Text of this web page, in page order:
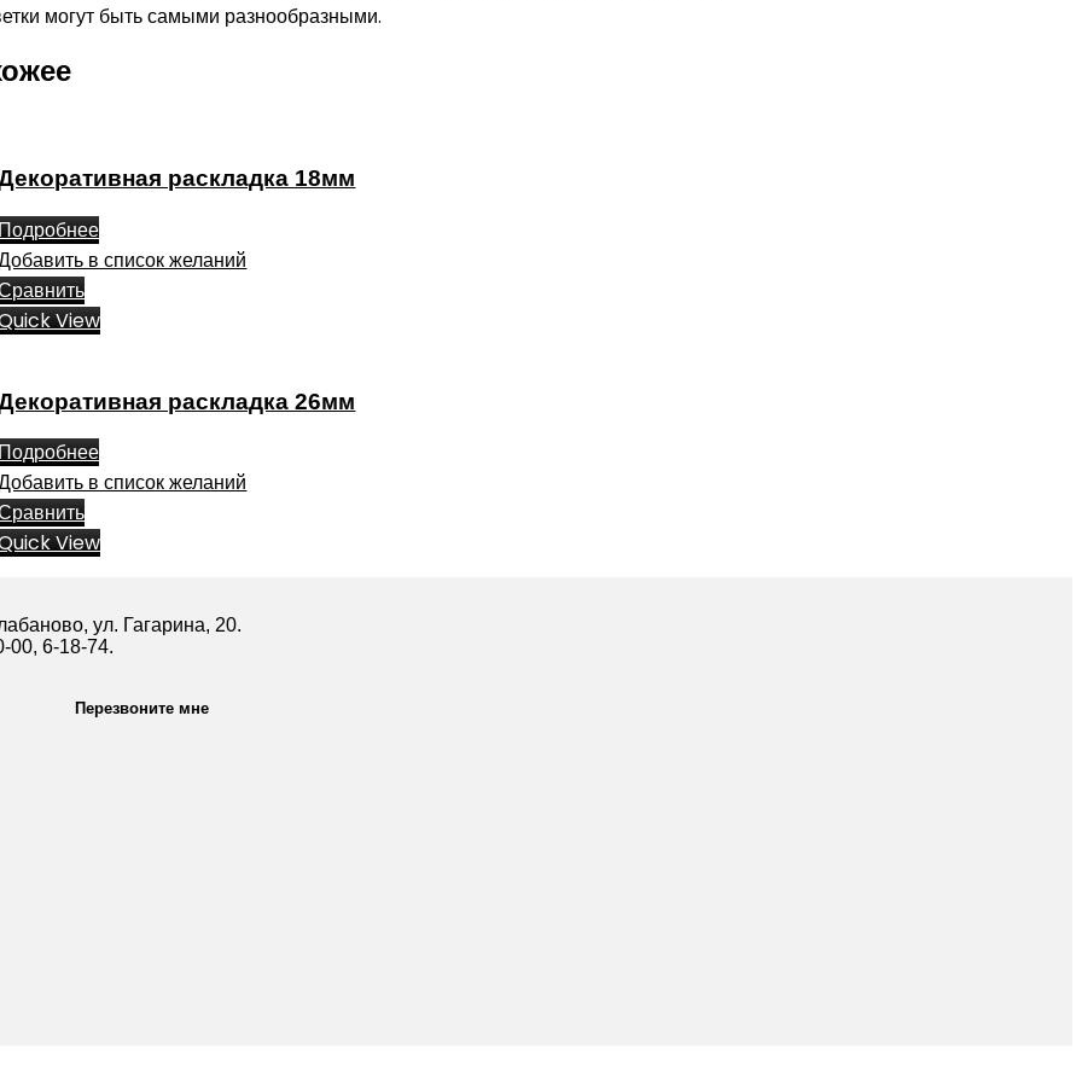
могут быть самыми разнообразными.
раскладка 18мм
в список желаний
View
раскладка 26мм
в список желаний
View
ул. Гагарина, 20.
00, 6-18-74.
Перезвоните мне